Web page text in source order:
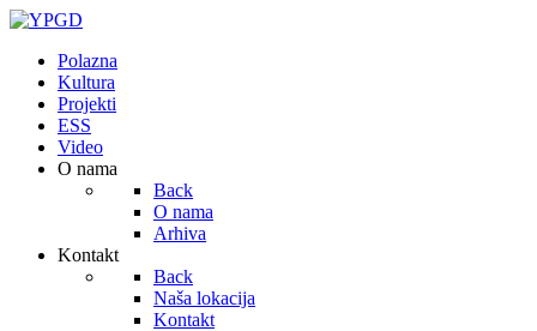
Polazna
Kultura
Projekti
ESS
Video
O nama
Back
O nama
Arhiva
Kontakt
Back
Naša lokacija
Kontakt